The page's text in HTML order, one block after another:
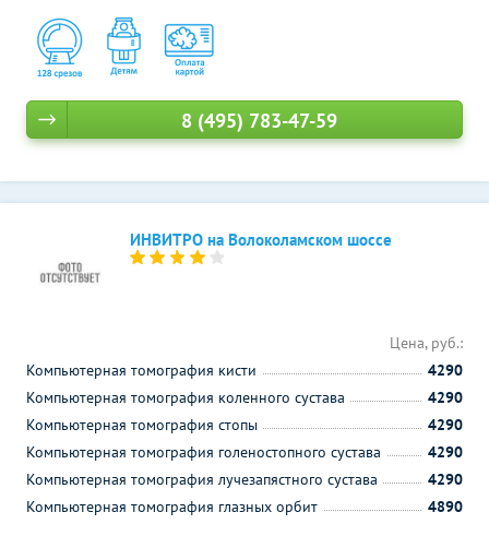
8 (495) 783-47-59
ИНВИТРО на Волоколамском шоссе
Цена, руб.:
Компьютерная томография кисти
4290
Компьютерная томография коленного сустава
4290
Компьютерная томография стопы
4290
Компьютерная томография голеностопного сустава
4290
Компьютерная томография лучезапястного сустава
4290
Компьютерная томография глазных орбит
4890